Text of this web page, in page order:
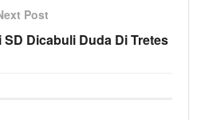
Post
Dicabuli Duda Di Tretes